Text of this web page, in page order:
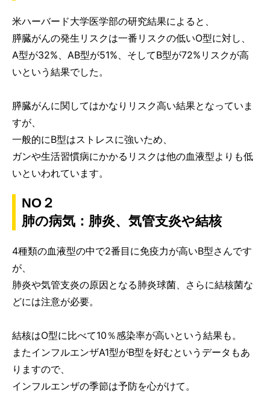
米ハーバード大学医学部の研究結果によると、
膵臓がんの発生リスクは一番リスクの低いO型に対し、
A型が32%、AB型が51%、そしてB型が72%リスクが高
いという結果でした。
膵臓がんに関してはかなりリスク高い結果となっていま
すが、
一般的にB型はストレスに強いため、
ガンや生活習慣病にかかるリスクは他の血液型よりも低
いといわれています。
NO２
肺の病気：肺炎、気管支炎や結核
4種類の血液型の中で2番目に免疫力が高いB型さんです
が、
肺炎や気管支炎の原因となる肺炎球菌、さらに結核菌な
どには注意が必要。
結核はO型に比べて10％感染率が高いという結果も。
またインフルエンザA1型がB型を好むというデータもあ
りますので、
インフルエンザの季節は予防を心がけて。